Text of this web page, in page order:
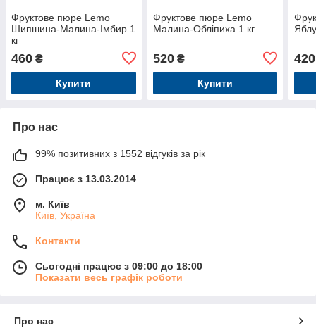
Фруктове пюре Lemo
Шипшина-Малина-Імбир 1
кг
460 ₴
Купити
Фруктове пюре Lemo
Малина-Обліпиха 1 кг
520₴
Купити
420
Про нас
99% позитивних з 1552 відгуків за рік
Працює з 13.03.2014
м. Київ
Київ, Україна
Контакти
Сьогодні працює з 09:00 до 18:00
Показати весь графік роботи
Про нас